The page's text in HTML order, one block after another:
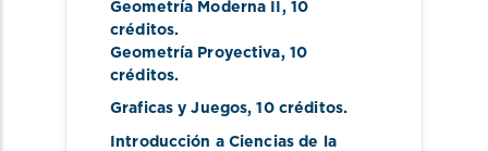
Geometría Moderna II , 10
créditos.
Geometría Proyectiva, 10
créditos.
Graficas y Juegos, 10 créditos.
Introducción a Ciencias de la